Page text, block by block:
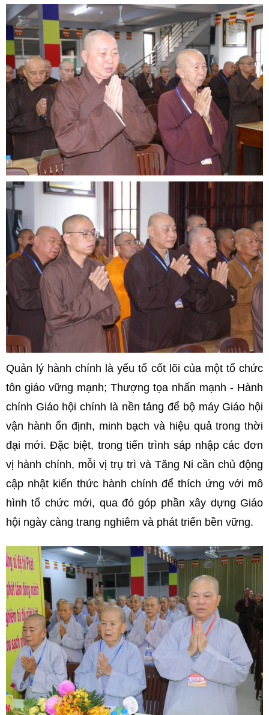
Quản lý hành chính là yếu tố cốt lõi của một tổ chức
tôn giáo vững mạnh; Thượng tọa nhấn mạnh - Hành
chính Giáo hội chính là nền tảng để bộ máy Giáo hội
vận hành ổn định, minh bạch và hiệu quả trong thời
đại mới. Đặc biệt, trong tiến trình sáp nhập các đơn
vị hành chính, mỗi vị trụ trì và Tăng Ni cần chủ động
cập nhật kiến thức hành chính để thích ứng với mô
hình tổ chức mới, qua đó góp phần xây dựng Giáo
hội ngày càng trang nghiêm và phát triển bền vững.